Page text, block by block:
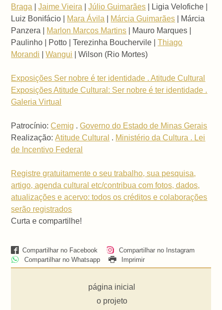
Braga |Jaime Vieira |Júlio Guimarães | Ligia Velofiche |
Luiz Bonifácio | Mara Ávila Márcia Guimarães | Márcia
Panzera | Marlon Marcos Martins | Mauro Marques |
Paulinho | Potto | Terezinha Bouchervile |Thiago
Morandi |Wangui | Wilson (Rio Mortes)
Exposições Ser nobre é ter identidade . Atitude Cultural
Exposições Atitude Cultural: Ser nobre é ter identidade .
Galeria Virtual
Patrocínio:Cemig .Governo do Estado de Minas Gerais
Realização:Atitude Cultural . Ministério da Cultura . Lei
de Incentivo Federal
Registre gratuitamente o seu trabalho, sua pesquisa,
artigo, agenda cultural etc/contribua com fotos, dados,
atualizações e acervo: todos os créditos e colaborações
serão registrados
Curta e compartilhe!
Compartilhar no Facebook
Compartilhar no Instagram
Compartilhar no Whatsapp
Imprimir
página inicial
o projeto